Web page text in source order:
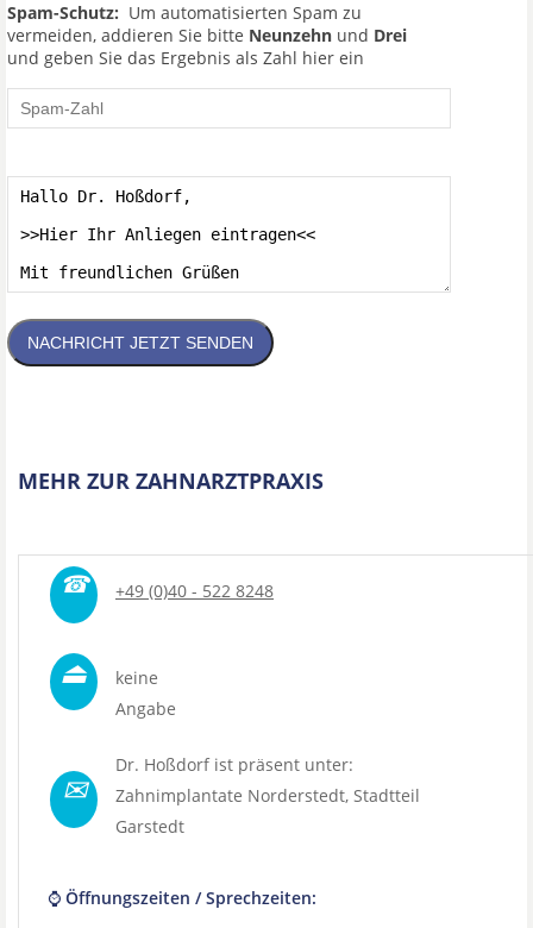
Spam-Schutz: Um automatisierten Spam zu
vermeiden, addieren Sie bitte Neunzehn und Drei
und geben Sie das Ergebnis als Zahl hier ein
NACHRICHT JETZT SENDEN
MEHR ZUR ZAHNARZTPRAXIS
☎ +49 (0)40 - 522 8248
⏏
keine
Angabe
✉
Dr. Hoßdorf ist präsent unter:
Zahnimplantate Norderstedt, Stadtteil
Garstedt
⌚ Öffnungszeiten / Sprechzeiten: